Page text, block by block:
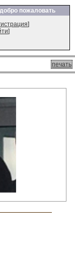
добро пожаловать
]
]
печать